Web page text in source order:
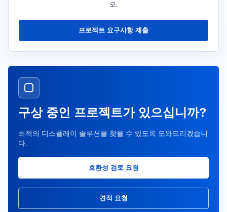
오.
프로젝트 요구사항 제출
구상 중인 프로젝트가 있으십니까?
최적의 디스플레이 솔루션을 찾을 수 있도록 도와드리겠습니
다.
호환성 검토 요청
견적 요청